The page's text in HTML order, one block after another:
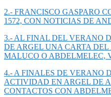
2.- FRANCISCO GASPARO
1572, CON NOTICIAS DE
3.- AL FINAL DEL VERANO
DE ARGEL UNA CARTA
MALUCO O ABDELMELEC,
4.- A FINALES DE VERANO
ACTIVIDAD EN ARGEL DE
CONTACTOS CON